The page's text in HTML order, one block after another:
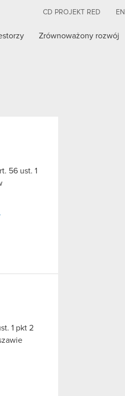
CD PROJEKT RED
Zrównoważony rozwój
56 ust. 1
1 pkt 2